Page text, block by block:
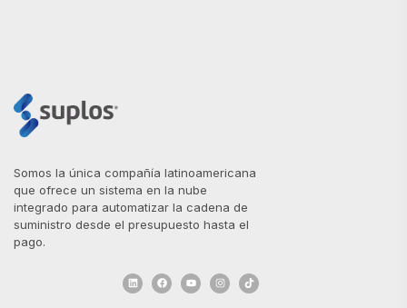
Somos la única compañía latinoamericana
que ofrece un sistema en la nube
integrado para automatizar la cadena de
suministro desde el presupuesto hasta el
pago.